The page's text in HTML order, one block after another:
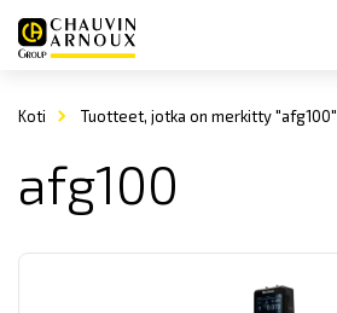
Koti Tuotteet, jotka on merkitty "afg100"
afg100